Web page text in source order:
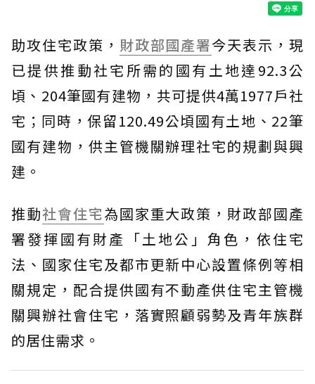
助攻住宅政策， 財政部國產署今天表示，現
已提供推動社宅所需的國有土地達92.3公
頃、204筆國有建物，共可提供4萬1977戶社
宅；同時，保留120.49公頃國有土地、22筆
國有建物，供主管機關辦理社宅的規劃與興
建。
推動社會住宅為國家重大政策，財政部國產
署發揮國有財產「土地公」角色，依住宅
法、國家住宅及都市更新中心設置條例等相
關規定，配合提供國有不動產供住宅主管機
關興辦社會住宅，落實照顧弱勢及青年族群
的居住需求。